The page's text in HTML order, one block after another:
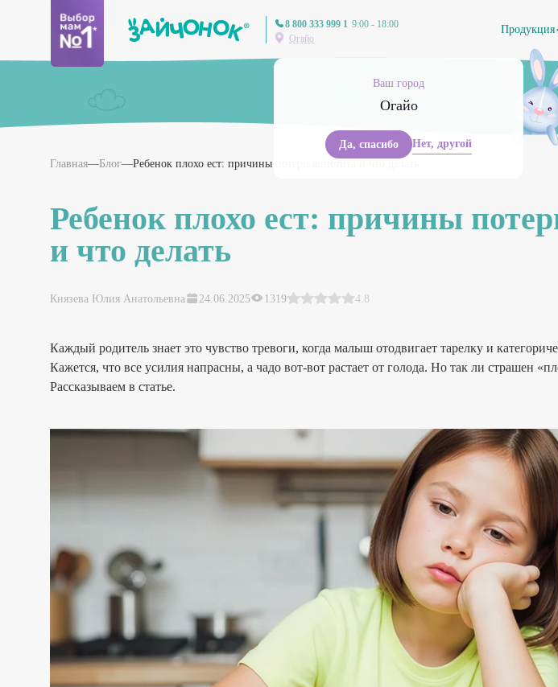
8 800 333 999 1 9:00 - 18:00
Огайо
Ваш город
Огайо
Да, спасибо Нет, другой
Продукция
Главная Блог Ребенок плохо ест: причины потери аппетита и что делать
Ребенок плохо ест: причины
и что делать
Князева Юлия Анатольевна 24.06.2025 1319 4.8
Каждый родитель знает это чувство тревоги, когда малыш отодвигает тарелку и
Кажется, что все усилия напрасны, а чадо вот-вот растает от голода. Но так ли страшен
Рассказываем в статье.